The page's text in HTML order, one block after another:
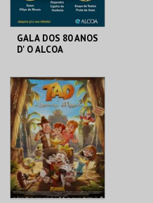
GALA DOS 80 ANOS
D' O ALCOA
CINE-TEATRO DE
ALCOBAÇA
MAIS INFO
COMPRAR